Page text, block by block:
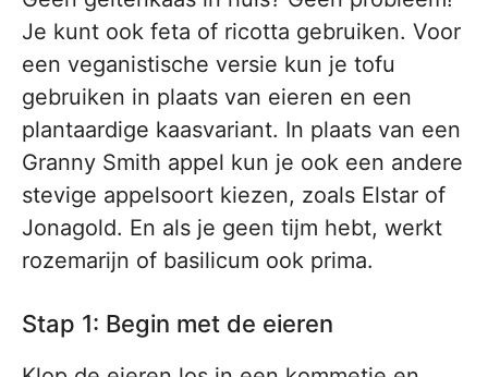
Je kunt ook feta of ricotta gebruiken. Voor
een veganistische versie kun je tofu
gebruiken in plaats van eieren en een
plantaardige kaasvariant. In plaats van een
Granny Smith appel kun je ook een andere
stevige appelsoort kiezen, zoals Elstar of
Jonagold. En als je geen tijm hebt, werkt
rozemarijn of basilicum ook prima.
Stap 1: Begin met de eieren